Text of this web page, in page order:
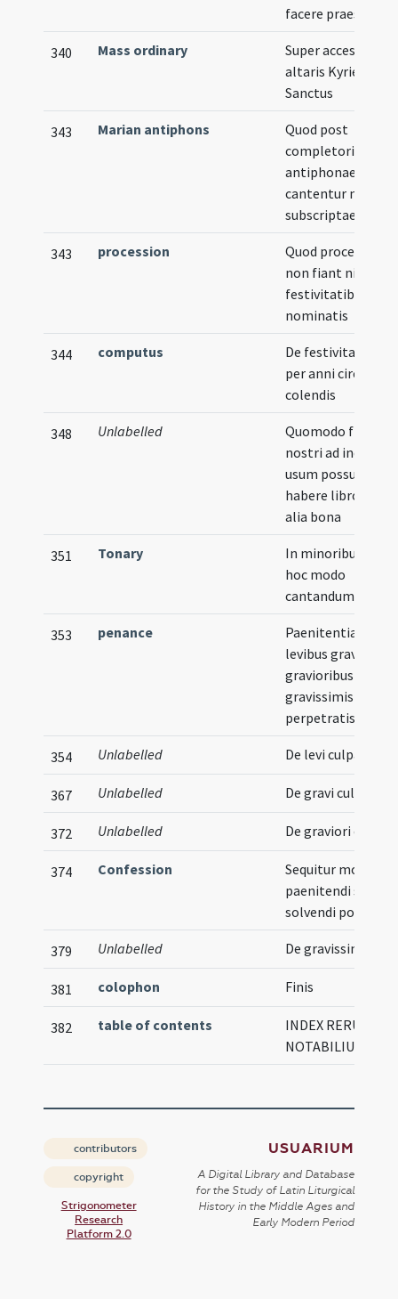
facere
340 Mass ordinary
Super accessu
altaris Kyrie et
Sanctus
343 Marian antiphons
Quod post
completorium
antiphonae non
cantentur nisi hae
subscriptae
343 procession
Quod
non fiant nisi in
festivitatibus
nominatis
344 computus
De festivitatibus
per anni circulum
colendis
348 Unlabelled
Quomodo fratres
nostri ad incertum
usum possunt
habere libros vel
alia bona
351 Tonary
In minoribus horis
hoc modo
cantandum est
353 penance
Paenitentiae de
levibus gravibus
gravioribus et
gravissimis culpis
perpetratis
354 Unlabelled De levi culpa
367 Unlabelled De gravi culpa
372 Unlabelled De graviori culpa
374 Confession
Sequitur modus
paenitendi seu
solvendi poenas
379 Unlabelled De gravissima
381 colophon Finis
382 table of contents
INDEX RERUM
NOTABILIUM
contributors
copyright
Strigonometer
Research
Platform 2.0
USUARIUM
A Digital Library and Database
for the Study of Latin Liturgical
History in the Middle Ages and
Early Modern Period